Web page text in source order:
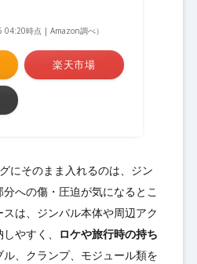
04:20時点 | Amazon調べ）
楽天市場
にそのまま入れるのは、ジン
への傷・圧迫が気になるとこ
スは、ジンバル本体や周辺アク
やすく、
ロケや旅行時の持ち
、クランプ、モジュール類を